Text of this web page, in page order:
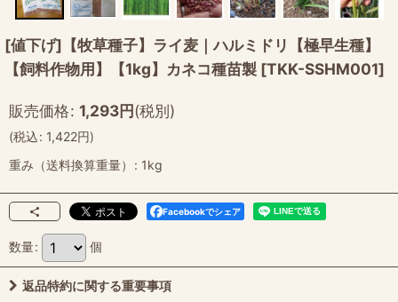
[値下げ]【牧草種子】ライ麦｜ハルミドリ【極早生種】
【飼料作物用】【1kg】カネコ種苗製 [TKK-SSHM001]
販売価格: 1,293円(税別)
(税込: 1,422円)
重み（送料換算重量）
: 1kg
Facebookでシェア
数量: 個
返品特約に関する重要事項